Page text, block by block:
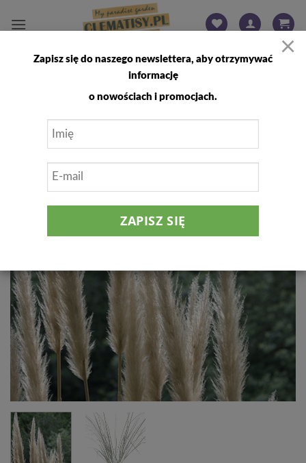
FILTRUJ
×
Zapisz się do naszego newslettera, aby otrzymywać
informację
o nowościach i promocjach.